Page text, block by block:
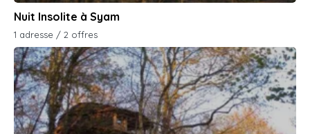
Nuit Insolite à Syam
1 adresse / 2 offres